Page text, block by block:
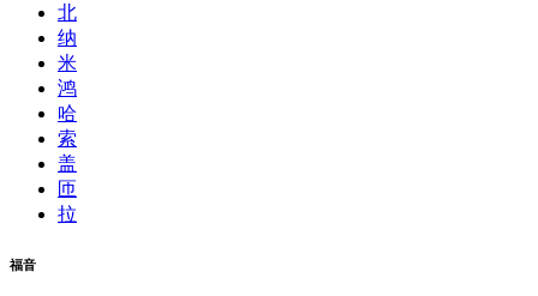
北
纳
米
鸿
哈
索
盖
匝
拉
福音